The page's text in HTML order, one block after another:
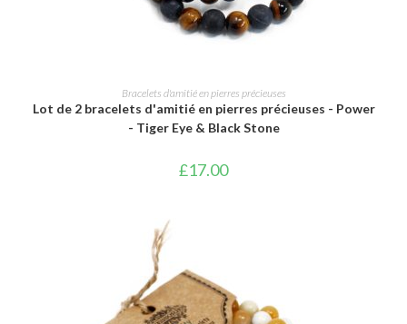
AJOUTER AU PANIER
Bracelets d'amitié en pierres précieuses
Lot de 2 bracelets d'amitié en pierres précieuses - Power
- Tiger Eye & Black Stone
£17.00